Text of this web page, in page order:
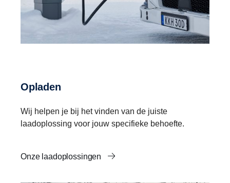
Opladen
Wij helpen je bij het vinden van de juiste
laadoplossing voor jouw specifieke behoefte.
Onze laadoplossingen